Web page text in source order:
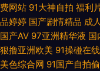
导航网 狠狠美乳插 欧美日
看 91不用下载 91精选足胶
费网站 91大神自拍 福利
品婷婷 国产剧情精品 成
国产AV 97亚洲精华液 国
狠撸亚洲欧美 91操碰在线
美色综合网 91国产自拍